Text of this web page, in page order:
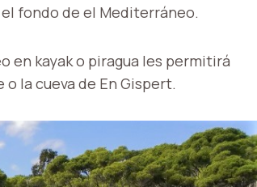
fondo de el Mediterráneo.
en kayak o piragua les permitirá
la cueva de En Gispert.